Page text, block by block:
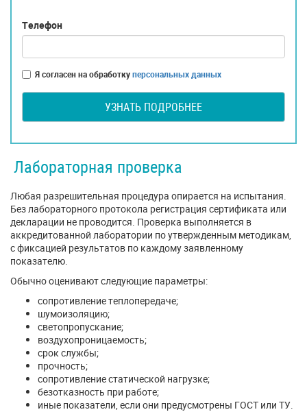
Телефон
Я согласен на обработкуперсональных данных
УЗНАТЬ ПОДРОБНЕЕ
Лабораторная проверка
Любая разрешительная процедура опирается на испытания.
Без лабораторного протокола регистрация сертификата или
декларации не проводится. Проверка выполняется в
аккредитованной лаборатории по утвержденным методикам,
с фиксацией результатов по каждому заявленному
показателю.
Обычно оценивают следующие параметры:
сопротивление теплопередаче;
шумоизоляцию;
светопропускание;
воздухопроницаемость;
срок службы;
прочность;
сопротивление статической нагрузке;
безотказность при работе;
иные показатели, если они предусмотрены ГОСТ или ТУ.